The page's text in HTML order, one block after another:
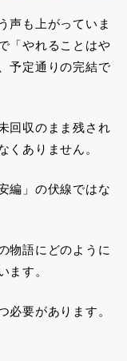
声も上がっていま
「やれることはや
予定通りの完結で
回収のまま残され
ありません。
編」の伏線ではな
物語にどのように
す。
要があります。